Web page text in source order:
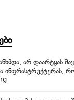
არ დაარტყას
ინფრასტრუქტურას,